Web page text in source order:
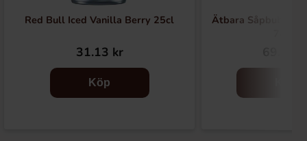
Red Bull Iced Vanilla Berry 25cl
31.13 kr
Köp
Ätbara Såpbubblor